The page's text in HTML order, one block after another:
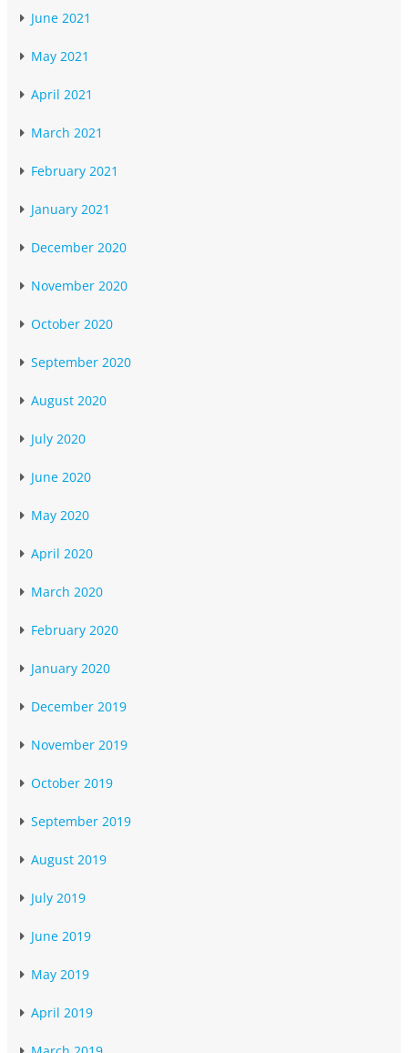
June 2021
May 2021
April 2021
March 2021
February 2021
January 2021
December 2020
November 2020
October 2020
September 2020
August 2020
July 2020
June 2020
May 2020
April 2020
March 2020
February 2020
January 2020
December 2019
November 2019
October 2019
September 2019
August 2019
July 2019
June 2019
May 2019
April 2019